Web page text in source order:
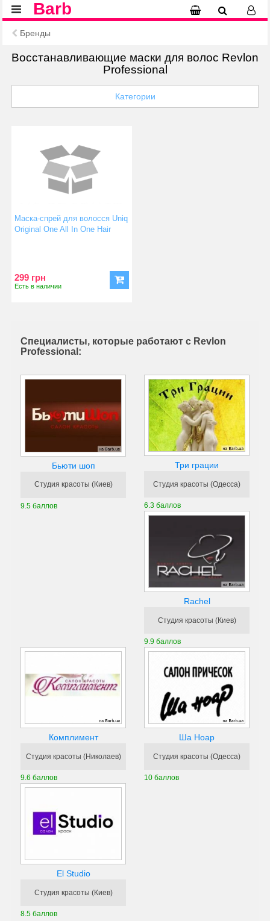
Barb
Бренды
Восстанавливающие маски для волос Revlon
Professional
Категории
Маска-спрей для волосся Uniq
Original One All In One Hair
299 грн
Есть в наличии
Специалисты, которые работают с Revlon
Professional:
Бьюти шоп
Студия красоты (Киев)
9.5 баллов
Три грации
Студия красоты (Одесса)
6.3 баллов
Rachel
Студия красоты (Киев)
9.9 баллов
Комплимент
Студия красоты (Николаев)
9.6 баллов
Ша Ноар
Студия красоты (Одесса)
10 баллов
El Studio
Студия красоты (Киев)
8.5 баллов